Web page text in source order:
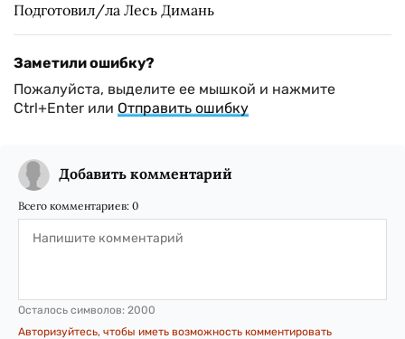
Подготовил/ла Лесь Димань
Заметили ошибку?
Пожалуйста, выделите ее мышкой и нажмите
Ctrl+Enter или Отправить ошибку
Добавить комментарий
Всего комментариев: 0
Осталось символов: 2000
Авторизуйтесь, чтобы иметь возможность комментировать